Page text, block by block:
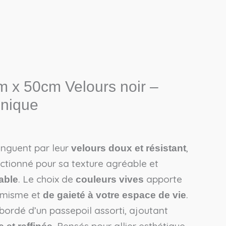
x 50cm Velours noir –
par leur velours doux et résistant,
pour sa texture agréable et
. Le choix de couleurs vives apporte
et de gaieté à votre espace de vie.
d’un passepoil assorti, ajoutant